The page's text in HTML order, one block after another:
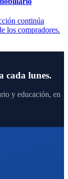
continúa
los compradores.
cada lunes.
y educación, en